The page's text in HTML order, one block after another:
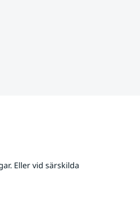
Eller vid särskilda